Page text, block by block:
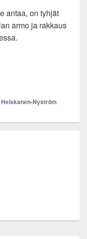
antaa, on tyhjät
armo ja rakkaus
Nyström.